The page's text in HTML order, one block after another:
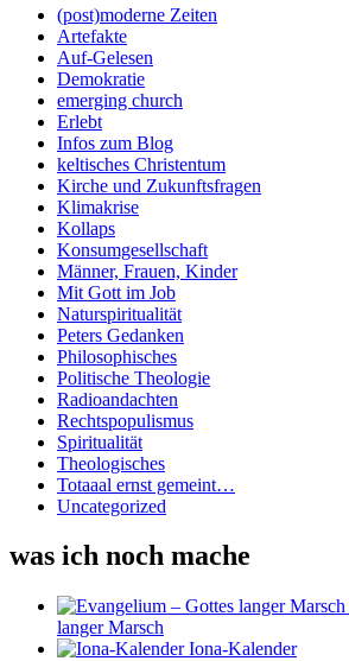
(post)moderne Zeiten
Artefakte
Auf-Gelesen
Demokratie
emerging church
Erlebt
Infos zum Blog
keltisches Christentum
Kirche und Zukunftsfragen
Klimakrise
Kollaps
Konsumgesellschaft
Männer, Frauen, Kinder
Mit Gott im Job
Naturspiritualität
Peters Gedanken
Philosophisches
Politische Theologie
Radioandachten
Rechtspopulismus
Spiritualität
Theologisches
Totaaal ernst gemeint…
Uncategorized
was ich noch mache
langer Marsch
Iona-Kalender